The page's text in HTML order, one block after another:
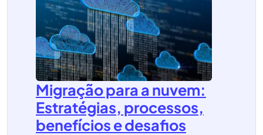
Migração para a nuvem:
Estratégias, processos,
benefícios e desafios